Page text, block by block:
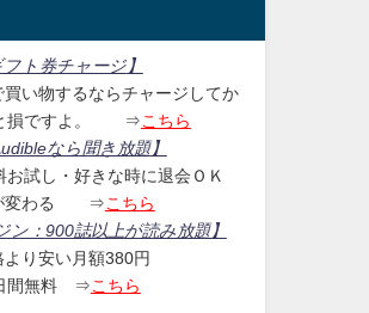
フト券チャージ】
い物するならチャージしてか
損ですよ。
⇒ こちら
なら聞き放題】
試し・好きな時に退会ＯＫ
変わる ⇒ こちら
ン： 900誌以上が読み放題】
り安い月額380円
間無料⇒ こちら